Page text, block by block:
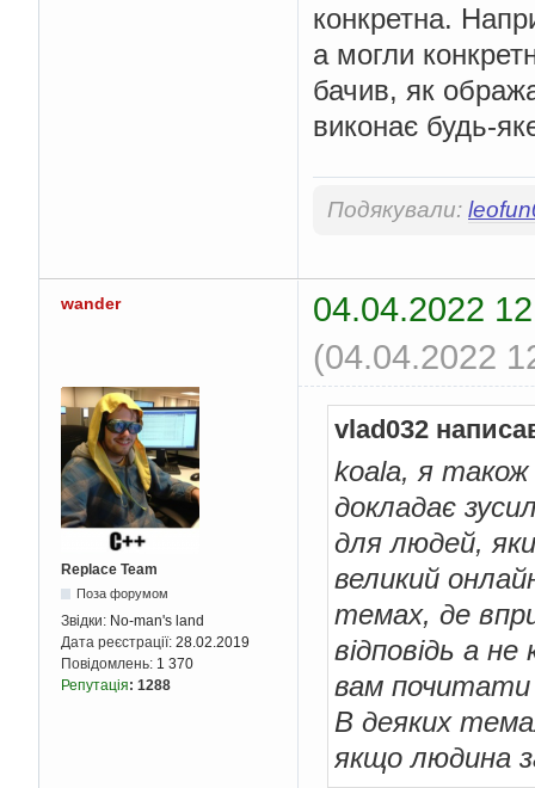
конкретна.
а могли
бачив, як
виконає будь-
Подякували:
wander
04.04.2022
(04.04.2022
Replace Team
Поза форумом
Звідки: No-man's land
Дата реєстрації: 28.02.2019
Повідомлень: 1 370
Репутація: 1288
vlad032
koala, я
докладає
для людей,
великий
темах, де
відповідь а
вам почитати
В деяких
якщо людина